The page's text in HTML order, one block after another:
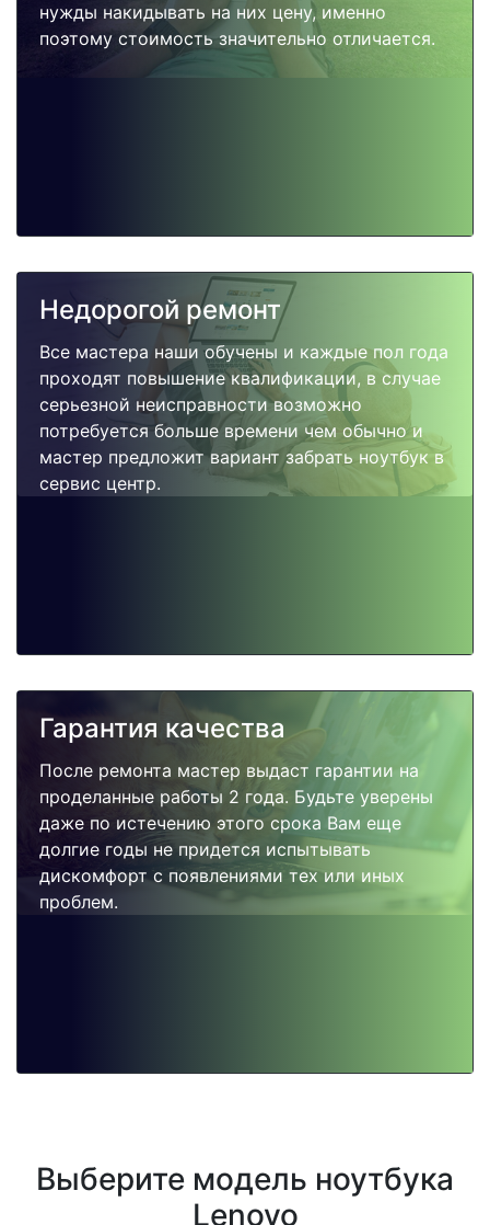
нужды накидывать на них цену, именно
поэтому стоимость значительно отличается.
Недорогой ремонт
Все мастера наши обучены и каждые пол года
проходят повышение квалификации, в случае
серьезной неисправности возможно
потребуется больше времени чем обычно и
мастер предложит вариант забрать ноутбук в
сервис центр.
Гарантия качества
После ремонта мастер выдаст гарантии на
проделанные работы 2 года. Будьте уверены
даже по истечению этого срока Вам еще
долгие годы не придется испытывать
дискомфорт с появлениями тех или иных
проблем.
Выберите модель ноутбука
Lenovo